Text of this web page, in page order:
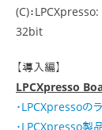
(C)：
32bit
【導入編】
LPCXpresso
・LPCXpressoの
・LPCXpresso製